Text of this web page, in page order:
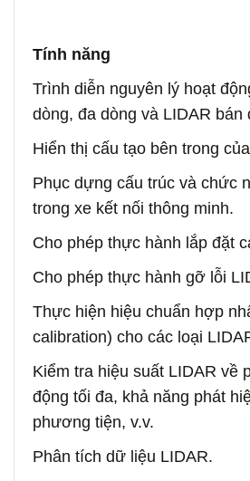
Tính năng
Trình diễn nguyên lý hoạt
dòng, đa dòng và LIDAR bán
Hiển thị cấu tạo bên trong
Phục dựng cấu trúc và chức
trong xe kết nối thông minh.
Cho phép thực hành lắp đặt
Cho phép thực hành gỡ lỗi
Thực hiện hiệu chuẩn hợp
calibration) cho các loại
Kiểm tra hiệu suất LIDAR về
động tối đa, khả năng phát
phương tiện, v.v.
Phân tích dữ liệu LIDAR.